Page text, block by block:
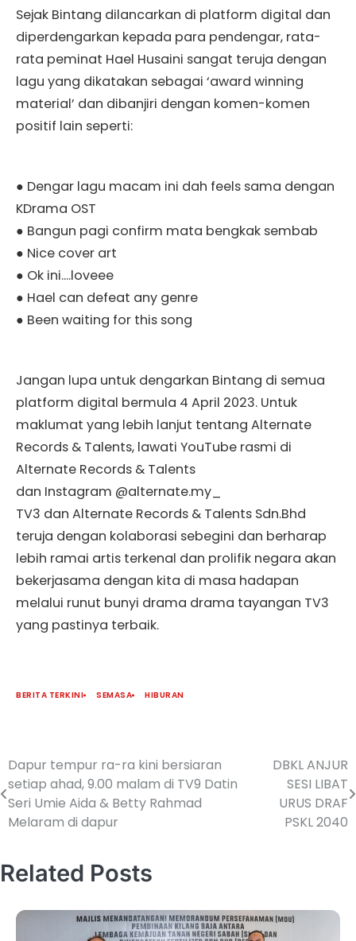
Sejak Bintang dilancarkan di platform digital dan
diperdengarkan kepada para pendengar, rata-
rata peminat Hael Husaini sangat teruja dengan
lagu yang dikatakan sebagai ‘award winning
material’ dan dibanjiri dengan komen-komen
positif lain seperti:
● Dengar lagu macam ini dah feels sama dengan
KDrama OST
● Bangun pagi confirm mata bengkak sembab
● Nice cover art
● Ok ini….loveee
● Hael can defeat any genre
● Been waiting for this song
Jangan lupa untuk dengarkan Bintang di semua
platform digital bermula 4 April 2023. Untuk
maklumat yang lebih lanjut tentang Alternate
Records & Talents, lawati YouTube rasmi di
Alternate Records & Talents
dan Instagram @alternate.my_
TV3 dan Alternate Records & Talents Sdn.Bhd
teruja dengan kolaborasi sebegini dan berharap
lebih ramai artis terkenal dan prolifik negara akan
bekerjasama dengan kita di masa hadapan
melalui runut bunyi drama drama tayangan TV3
yang pastinya terbaik.
BERITA TERKINI SEMASA HIBURAN
Dapur tempur ra-ra kini bersiaran
setiap ahad, 9.00 malam di TV9 Datin
Seri Umie Aida & Betty Rahmad
Melaram di dapur
DBKL ANJUR
SESI LIBAT
URUS DRAF
PSKL 2040
Related Posts